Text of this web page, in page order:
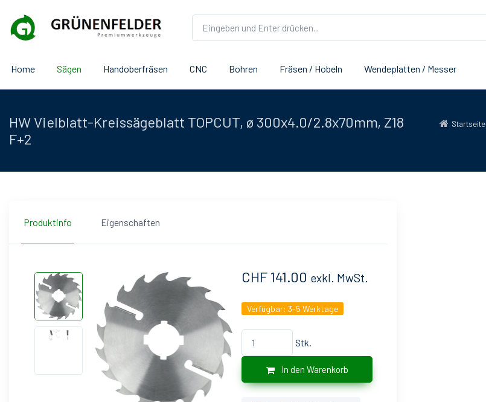
Home Sägen Handoberfräsen CNC Bohren Fräsen / Hobeln Wendeplatten / Messer
Startseite
HW Vielblatt-Kreissägeblatt TOPCUT, ø 300x4.0/2.8x70mm, Z18
F+2
Produktinfo Eigenschaften
CHF 141.00 exkl. MwSt.
Verfügbar:3-5 Werktage
Stk.
In den Warenkorb